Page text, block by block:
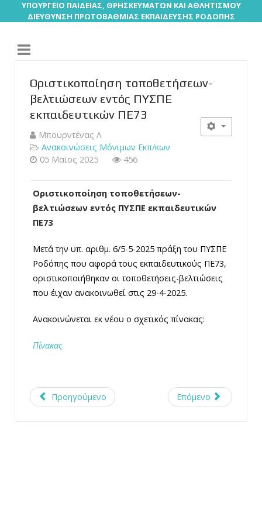
ΥΠΟΥΡΓΕΙΟ ΠΑΙΔΕΙΑΣ, ΘΡΗΣΚΕΥΜΑΤΩΝ ΚΑΙ ΑΘΛΗΤΙΣΜΟΥ
ΔΙΕΥΘΥΝΣΗ ΠΡΩΤΟΒΑΘΜΙΑΣ ΕΚΠΑΙΔΕΥΣΗΣ ΡΟΔΟΠΗΣ
Οριστικοποίηση τοποθετήσεων-
βελτιώσεων εντός ΠΥΣΠΕ
εκπαιδευτικών ΠΕ73
Μπουρντένας Λ
Ανακοινώσεις Μόνιμων Εκπ/κων
05 Μαϊος 2025
456
Οριστικοποίηση τοποθετήσεων-
βελτιώσεων εντός ΠΥΣΠΕ εκπαιδευτικών
ΠΕ73
Μετά την υπ. αριθμ. 6/5-5-2025 πράξη του ΠΥΣΠΕ
Ροδόπης που αφορά τους εκπαιδευτικούς ΠΕ73,
οριστικοποιήθηκαν οι τοποθετήσεις-βελτιώσεις
που έιχαν ανακοινωθεί στις 29-4-2025.
Ανακοινώνεται εκ νέου ο σχετικός πίνακας:
Πίνακας
Προηγούμενο Επόμενο